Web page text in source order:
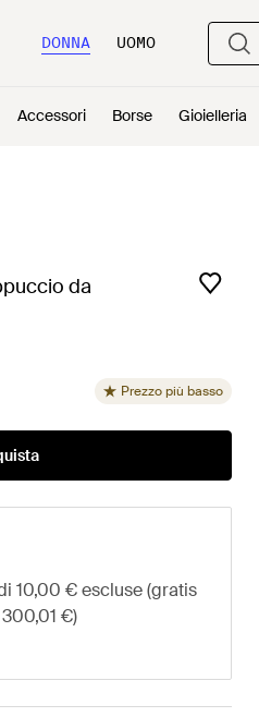
DONNA UOMO
Accessori Borse Gioielleria
da
Prezzo più basso
€)